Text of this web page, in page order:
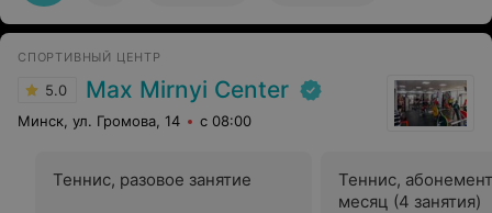
СПОРТИВНЫЙ ЦЕНТР
5.0 Max Mirnyi Center
Минск, ул. Громова, 14 с 08:00
Теннис, разовое занятие
Теннис,
месяц (4 занятия)